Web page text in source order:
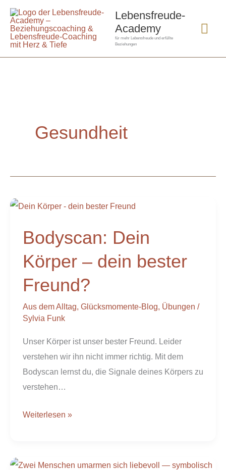
Zum
Inhalt
springen
Lebensfreude-
Academy
für mehr Lebensfreude und erfüllte
Beziehungen
Gesundheit
Bodyscan: Dein
Körper – dein bester
Freund?
Aus dem Alltag Glücksmomente-Blog Übungen /
Sylvia Funk
Unser Körper ist unser bester Freund. Leider
verstehen wir ihn nicht immer richtig. Mit dem
Bodyscan lernst du, die Signale deines Körpers zu
verstehen…
Bodyscan:
Körper
dein
bester
Weiterlesen »
Der